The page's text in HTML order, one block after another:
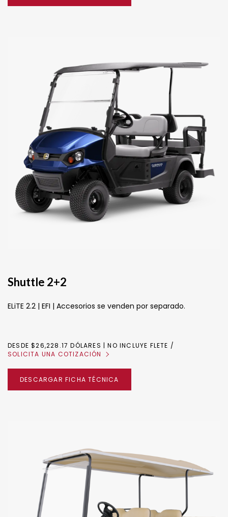
Shuttle 2+2
ELiTE 2.2 | EFI | Accesorios se venden por separado.
DESDE $26,228.17 DÓLARES | NO INCLUYE FLETE
SOLICITA UNA COTIZACIÓN
DESCARGAR FICHA TÉCNICA